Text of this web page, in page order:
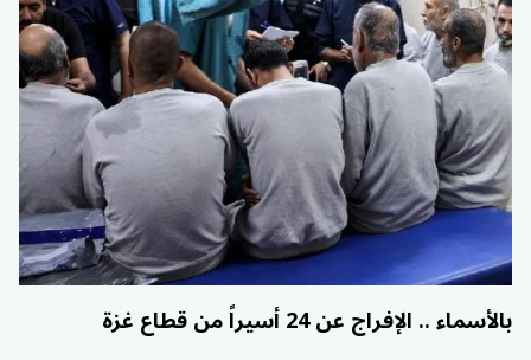
بالأسماء .. الإفراج عن 24 أسيراً من قطاع غزة